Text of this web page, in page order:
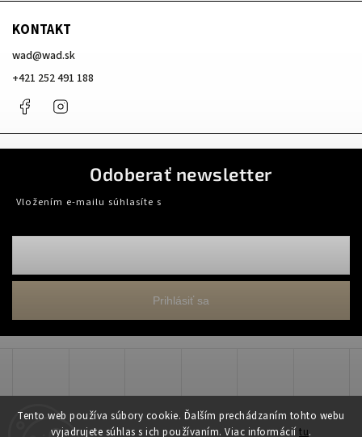
Tento web používa súbory cookie. Ďalším prechádzaním tohto webu
vyjadrujete súhlas s ich používaním. Viac informácií tu.
KONTAKT
wad@wad.sk
+421 252 491 188
Facebook
Odoberať newsletter
Vložením e-mailu súhlasíte s
Prihlásiť sa